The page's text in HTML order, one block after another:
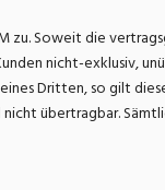
zu. Soweit die
nicht-exklusiv,
Dritten, so gilt
übertragbar.